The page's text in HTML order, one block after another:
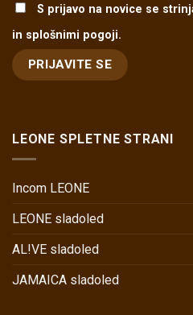
S prijavo na novice se
in splošnimi pogoji.
LEONE SPLETNE STRANI
Incom LEONE
LEONE sladoled
AL!VE sladoled
JAMAICA sladoled